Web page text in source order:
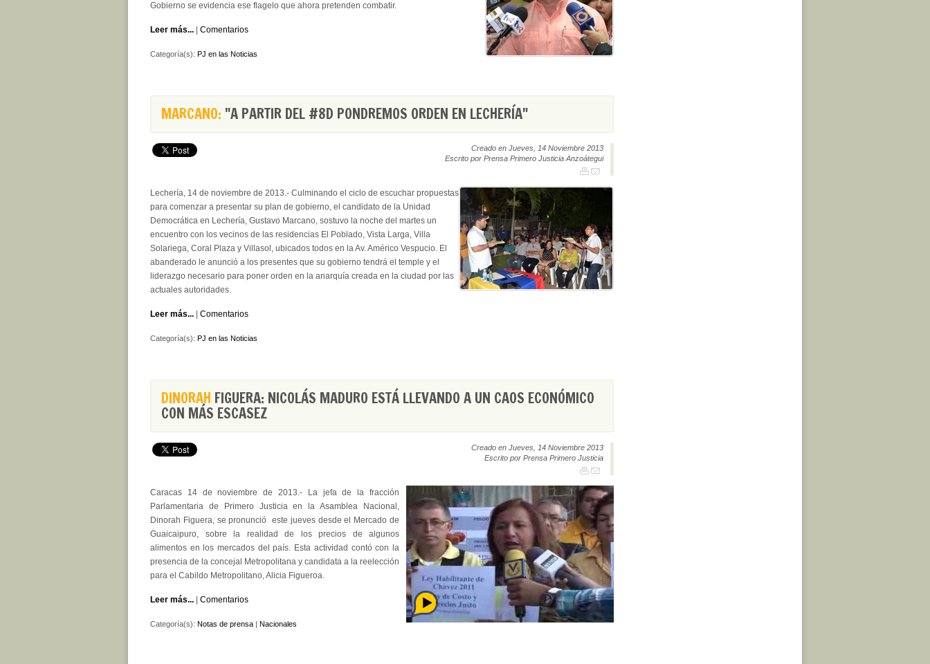
Gobierno se evidencia ese flagelo que ahora pretenden combatir.
Leer más... Comentarios
Categoría(s): PJ en las Noticias
MARCANO: "A PARTIR DEL #8D PONDREMOS ORDEN EN LECHERÍA"
Creado en Jueves, 14 Noviembre 2013
Escrito por Prensa Primero Justicia Anzoátegui
Lechería, 14 de noviembre de 2013.- Culminando el ciclo de escuchar propuestas
para comenzar a presentar su plan de gobierno, el candidato de la Unidad
Democrática en Lechería, Gustavo Marcano, sostuvo la noche del martes un
encuentro con los vecinos de las residencias El Poblado, Vista Larga, Villa
Solariega, Coral Plaza y Villasol, ubicados todos en la Av. Américo Vespucio. El
abanderado le anunció a los presentes que su gobierno tendrá el temple y el
liderazgo necesario para poner orden en la anarquía creada en la ciudad por las
actuales autoridades.
Leer más... Comentarios
Categoría(s): PJ en las Noticias
DINORAH FIGUERA: NICOLÁS MADURO ESTÁ LLEVANDO A UN CAOS ECONÓMICO
CON MÁS ESCASEZ
Creado en Jueves, 14 Noviembre 2013
Escrito por Prensa Primero Justicia
Caracas 14 de noviembre de 2013.- La jefa de la fracción
Parlamentaria de Primero Justicia en la Asamblea Nacional,
Dinorah Figuera, se pronunció este jueves desde el Mercado de
Guaicaipuro, sobre la realidad de los precios de algunos
alimentos en los mercados del país. Esta actividad contó con la
presencia de la concejal Metropolitana y candidata a la reelección
para el Cabildo Metropolitano, Alicia Figueroa.
Leer más... Comentarios
Categoría(s): Notas de prensa | Nacionales